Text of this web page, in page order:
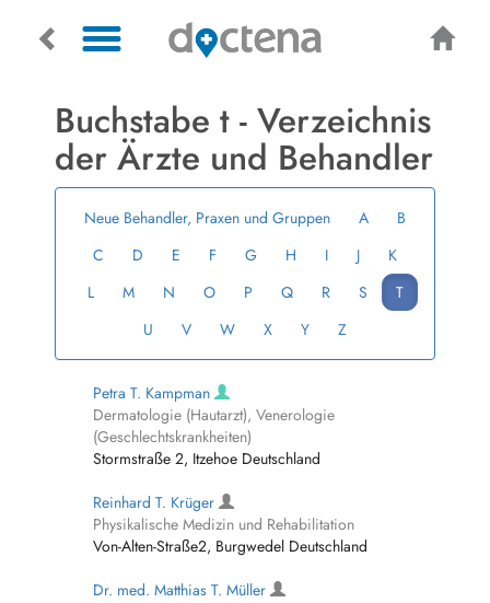
Buchstabe t - Verzeichnis
der Ärzte und Behandler
Neue Behandler, Praxen und Gruppen A
B
C
D E F G H I J
K
L
M N O P Q R S
T
U
V W X Y Z
Petra T. Kampman
Dermatologie (Hautarzt), Venerologie
(Geschlechtskrankheiten)
Stormstraße 2, Itzehoe Deutschland
Reinhard T. Krüger
Physikalische Medizin und Rehabilitation
Von-Alten-Straße2, Burgwedel Deutschland
Dr. med. Matthias T. Müller